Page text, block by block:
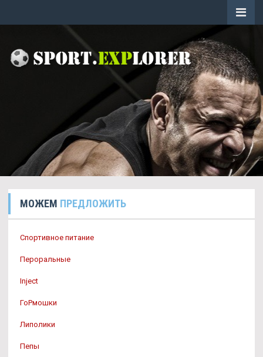
МОЖЕМ ПРЕДЛОЖИТЬ
Спортивное питание
Пероральные
Inject
ГоРмошки
Липолики
Пепы